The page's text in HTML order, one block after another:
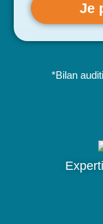
Je
*Bilan